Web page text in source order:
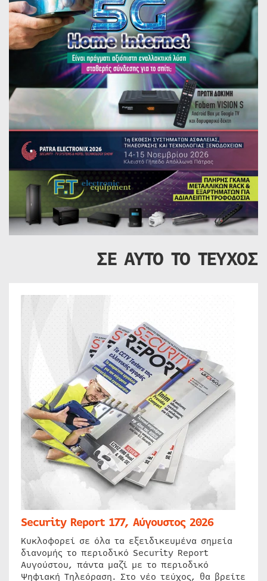
ΣΕ ΑΥΤΟ ΤΟ ΤΕΥΧΟΣ
Security Report 177, Αύγουστος 2026
Κυκλοφορεί σε όλα τα εξειδικευμένα σημεία
διανομής το περιοδικό Security Report
Αυγούστου, πάντα μαζί με το περιοδικό
Ψηφιακή Τηλεόραση. Στο νέο τεύχος, θα βρείτε